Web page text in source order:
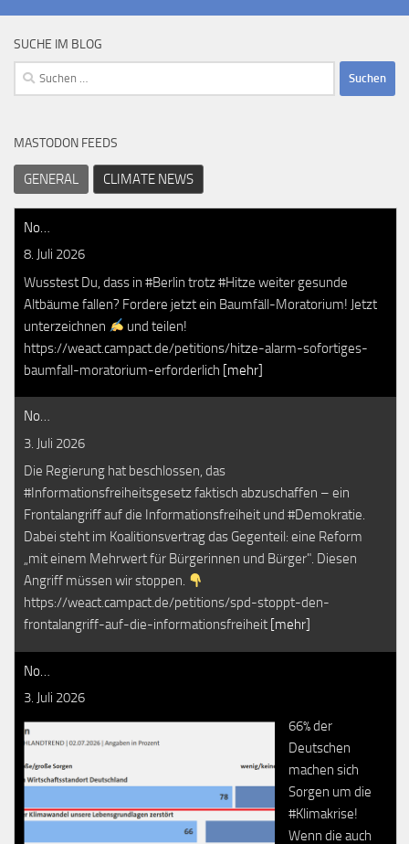
SUCHE IM BLOG
Suchen
nach:
MASTODON FEEDS
GENERAL CLIMATE NEWS
No…
8. Juli 2026
Wusstest Du, dass in #Berlin trotz #Hitze weiter gesunde
Altbäume fallen? Fordere jetzt ein Baumfäll-Moratorium! Jetzt
unterzeichnen
und teilen!
https://weact.campact.de/petitions/hitze-alarm-sofortiges-
baumfall-moratorium-erforderlich [mehr]
No…
3. Juli 2026
Die Regierung hat beschlossen, das
#Informationsfreiheitsgesetz faktisch abzuschaffen – ein
Frontalangriff auf die Informationsfreiheit und #Demokratie.
Dabei steht im Koalitionsvertrag das Gegenteil: eine Reform
„mit einem Mehrwert für Bürgerinnen und Bürger". Diesen
Angriff müssen wir stoppen.
https://weact.campact.de/petitions/spd-stoppt-den-
frontalangriff-auf-die-informationsfreiheit [mehr]
No…
3. Juli 2026
66% der
Deutschen
machen sich
Sorgen um die
#Klimakrise!
Wenn die auch